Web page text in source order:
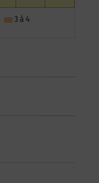
3 à 4